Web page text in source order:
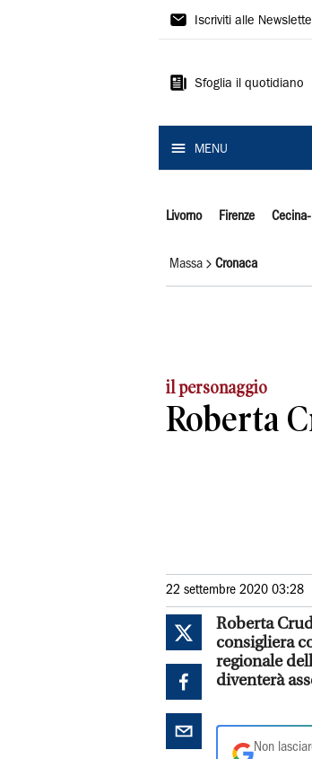
Il
Iscriviti alle
Sfoglia il quotidiano
MENU
Livorno Firenze
Massa Cronaca
il personaggio
Roberta
22 settembre 2020 03:28
Roberta
consigliera
regionale
diventerà
Non